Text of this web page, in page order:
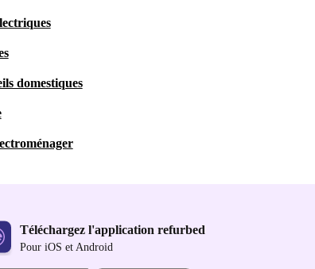
domestiques
Téléchargez l'application refurbed
Pour iOS et Android